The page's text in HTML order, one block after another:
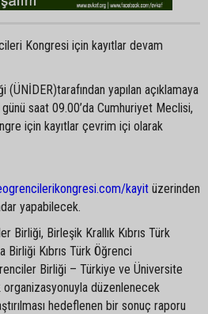
Kongresi için kayıtlar devam
yapılan açıklamaya
saat 09.00’da Cumhuriyet Meclisi,
için kayıtlar çevrim içi olarak
kayit üzerinden
yapabilecek.
Birliği, Birleşik Krallık Kıbrıs Türk
Kıbrıs Türk Öğrenci
Birliği – Türkiye ve Üniversite
düzenlenecek
hedeflenen bir sonuç raporu